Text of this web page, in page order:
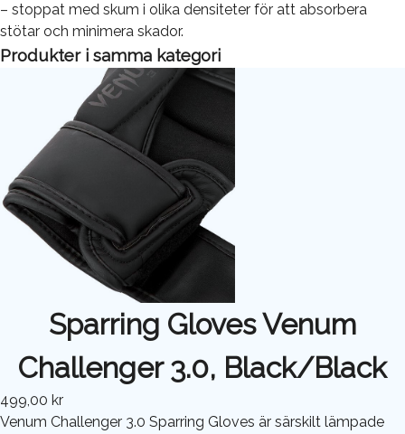
– stoppat med skum i olika densiteter för att absorbera
stötar och minimera skador.
Produkter i samma kategori
Sparring Gloves Venum
Challenger 3.0, Black/Black
499,00 kr
Venum Challenger 3.0 Sparring Gloves är särskilt lämpade